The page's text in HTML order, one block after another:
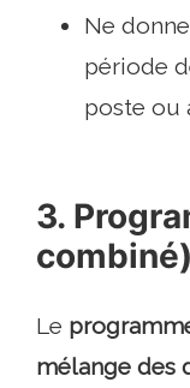
Ne
période
poste ou
3.
combiné)
Le
mélange des